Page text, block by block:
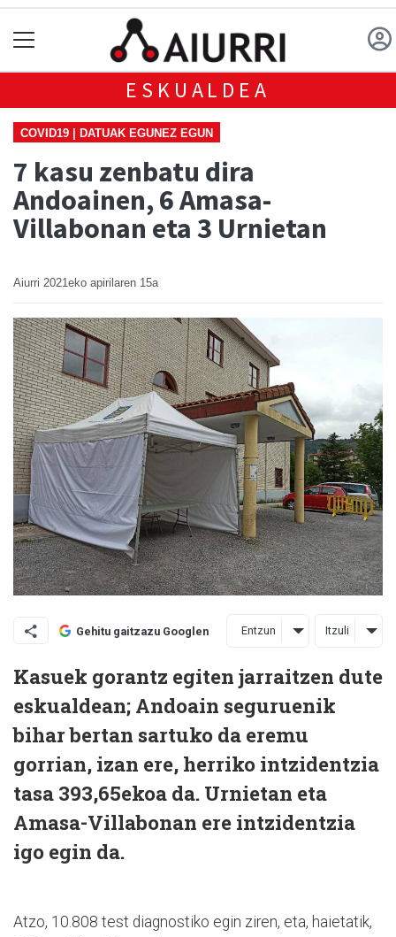
ESKUALDEA
COVID19 | DATUAK EGUNEZ EGUN
7 kasu zenbatu dira
Andoainen, 6 Amasa-
Villabonan eta 3 Urnietan
Aiurri 2021eko apirilaren 15a
Gehitu gaitzazu Googlen Entzun Itzuli
Kasuek gorantz egiten jarraitzen dute
eskualdean; Andoain seguruenik
bihar bertan sartuko da eremu
gorrian, izan ere, herriko intzidentzia
tasa 393,65ekoa da. Urnietan eta
Amasa-Villabonan ere intzidentzia
igo egin da.
Atzo, 10.808 test diagnostiko egin ziren, eta, haietatik,